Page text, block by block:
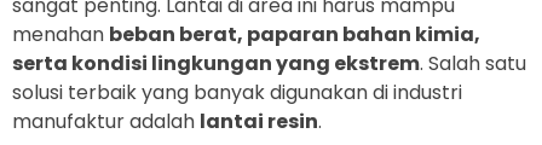
menahan beban berat, paparan bahan kimia,
serta kondisi lingkungan yang ekstrem. Salah satu
solusi terbaik yang banyak digunakan di industri
manufaktur adalah lantai resin.